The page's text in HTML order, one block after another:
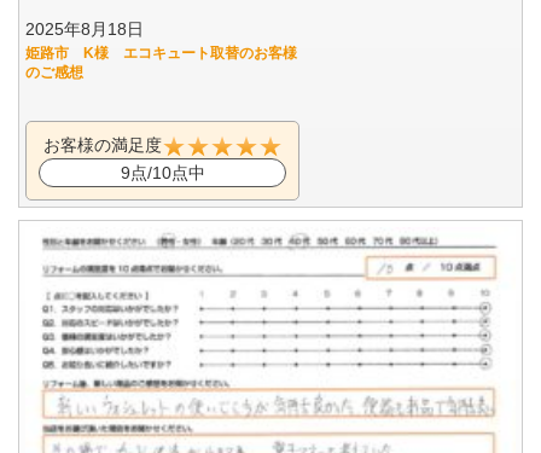
2025年8月18日
姫路市 K様 エコキュート取替のお客様
のご感想
お客様の満足度
9点/10点中